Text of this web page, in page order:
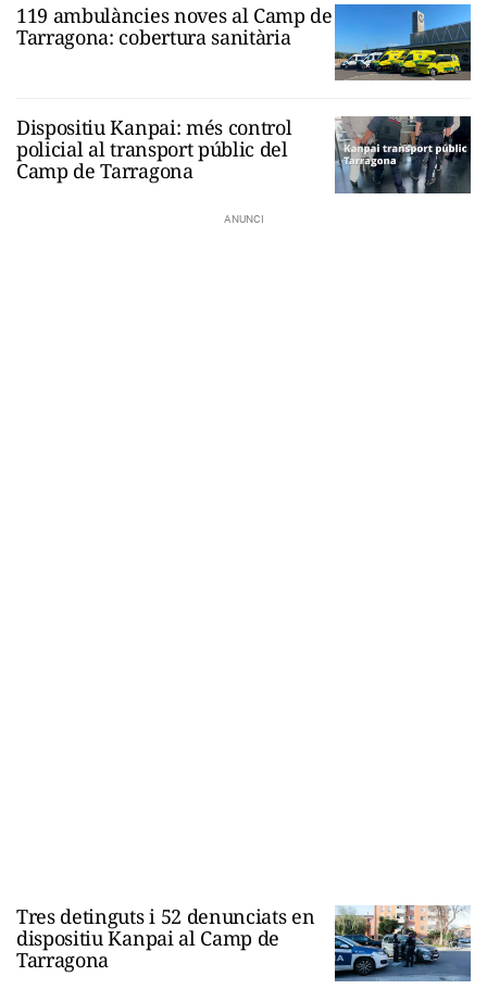
119 ambulàncies noves al Camp de
Tarragona: cobertura sanitària
Dispositiu Kanpai: més control
policial al transport públic del
Camp de Tarragona
Tres detinguts i 52 denunciats en
dispositiu Kanpai al Camp de
Tarragona